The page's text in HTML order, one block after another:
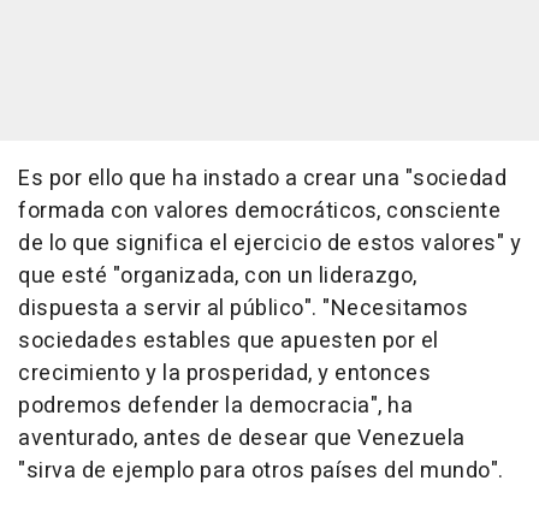
Es por ello que ha instado a crear una "sociedad
formada con valores democráticos, consciente
de lo que significa el ejercicio de estos valores" y
que esté "organizada, con un liderazgo,
dispuesta a servir al público". "Necesitamos
sociedades estables que apuesten por el
crecimiento y la prosperidad, y entonces
podremos defender la democracia", ha
aventurado, antes de desear que Venezuela
"sirva de ejemplo para otros países del mundo".